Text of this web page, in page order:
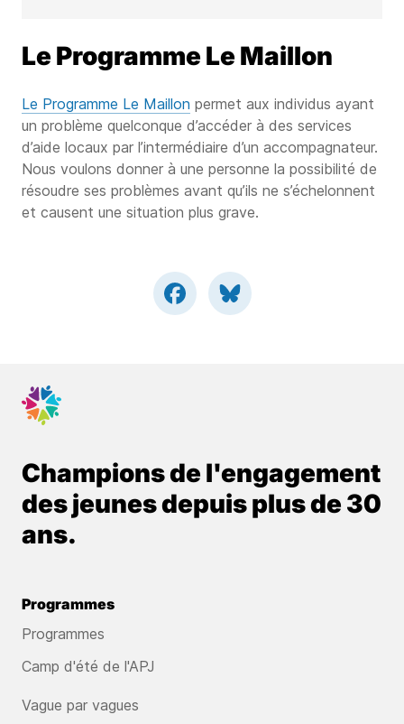
Le Programme Le Maillon
Le Programme Le Maillon permet aux individus ayant
un problème quelconque d’accéder à des services
d’aide locaux par l’intermédiaire d’un accompagnateur.
Nous voulons donner à une personne la possibilité de
résoudre ses problèmes avant qu’ils ne s’échelonnent
et causent une situation plus grave.
Champions de l'engagement
des jeunes depuis plus de 30
ans.
Programmes
Programmes
Camp d'été de l'APJ
Vague par vagues